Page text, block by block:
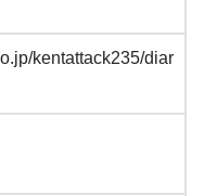
kentattack235/diar